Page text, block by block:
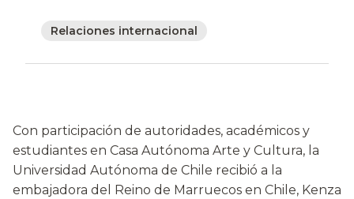
Relaciones internacional
Con participación de autoridades, académicos y
estudiantes en Casa Autónoma Arte y Cultura, la
Universidad Autónoma de Chile recibió a la
embajadora del Reino de Marruecos en Chile, Kenza